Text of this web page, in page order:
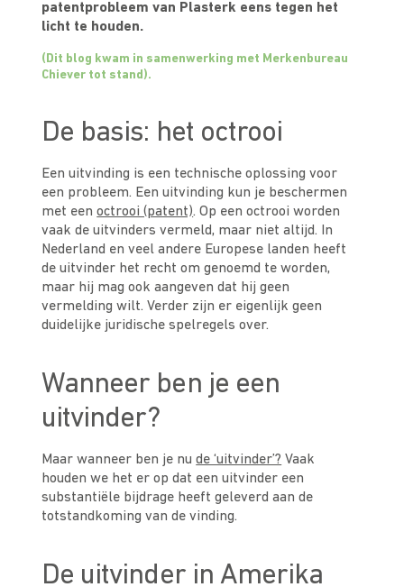
patentprobleem van Plasterk eens tegen het
licht te houden.
(Dit blog kwam in samenwerking met Merkenbureau
Chiever tot stand).
De basis: het octrooi
Een uitvinding is een technische oplossing voor
een probleem. Een uitvinding kun je beschermen
met eenoctrooi (patent). Op een octrooi worden
vaak de uitvinders vermeld, maar niet altijd. In
Nederland en veel andere Europese landen heeft
de uitvinder het recht om genoemd te worden,
maar hij mag ook aangeven dat hij geen
vermelding wilt. Verder zijn er eigenlijk geen
duidelijke juridische spelregels over.
Wanneer ben je een
uitvinder?
Maar wanneer ben je nude ‘uitvinder’? Vaak
houden we het er op dat een uitvinder een
substantiële bijdrage heeft geleverd aan de
totstandkoming van de vinding.
De uitvinder in Amerika